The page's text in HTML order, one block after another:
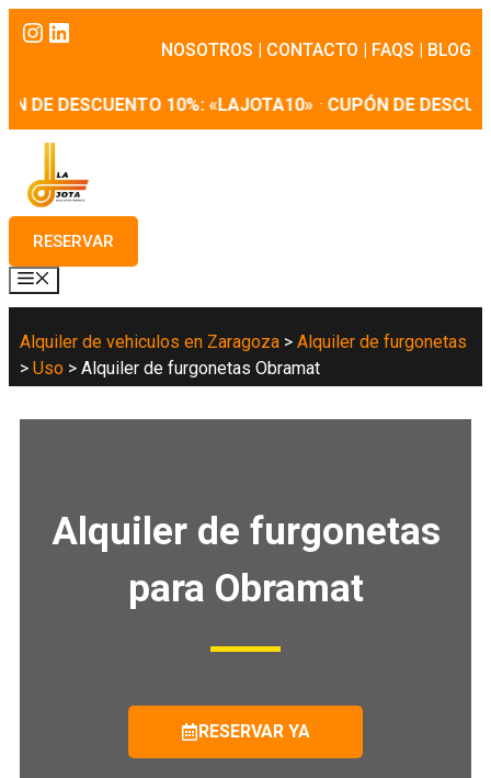
Saltar
Instagram LinkedIn
DE DESCUENTO 10%: «LAJOTA10» · CUPÓN DE
NOSOTROS | CONTACTO | FAQS | BLOG
RESERVAR
Alquiler de vehiculos en Zaragoza > Alquiler de furgonetas
> Uso > Alquiler de furgonetas Obramat
Alquiler de furgonetas
para Obramat
RESERVAR YA